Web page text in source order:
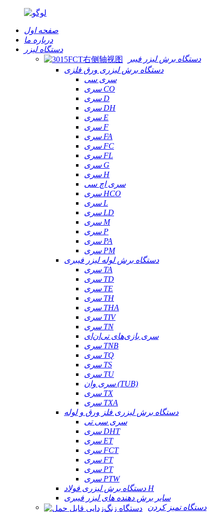
صفحه اول
درباره ما
دستگاه لیزر
دستگاه برش لیزر فیبر
دستگاه برش لیزری ورق فلزی
سری سی
سری CO
سری D
سری DH
سری E
سری F
سری FA
سری FC
سری FL
سری G
سری H
سری اچ سی
سری HCO
سری L
سری LD
سری M
سری P
سری PA
سری PM
دستگاه برش لوله لیزر فیبری
سری TA
سری TD
سری TE
سری TH
سری THA
سری TIV
سری TN
سری بازی‌های تی‌ان‌ای
سری TNB
سری TQ
سری TS
سری TU
سری وان (TUB)
سری TX
سری TXA
دستگاه برش لیزری فلز ورق و لوله
سری سی تی
سری DHT
سری ET
سری FCT
سری FT
سری PT
سری PTW
دستگاه برش لیزری فولاد H
سایر برش دهنده های لیزر فیبری
دستگاه تمیز کردن